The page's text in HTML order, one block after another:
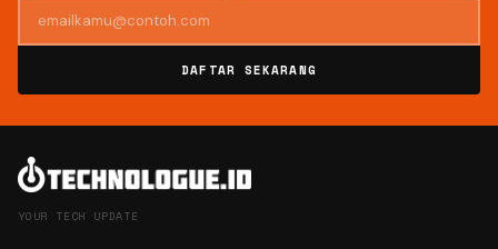
DAFTAR SEKARANG
YOUR TECH UPDATE